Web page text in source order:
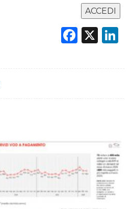
X